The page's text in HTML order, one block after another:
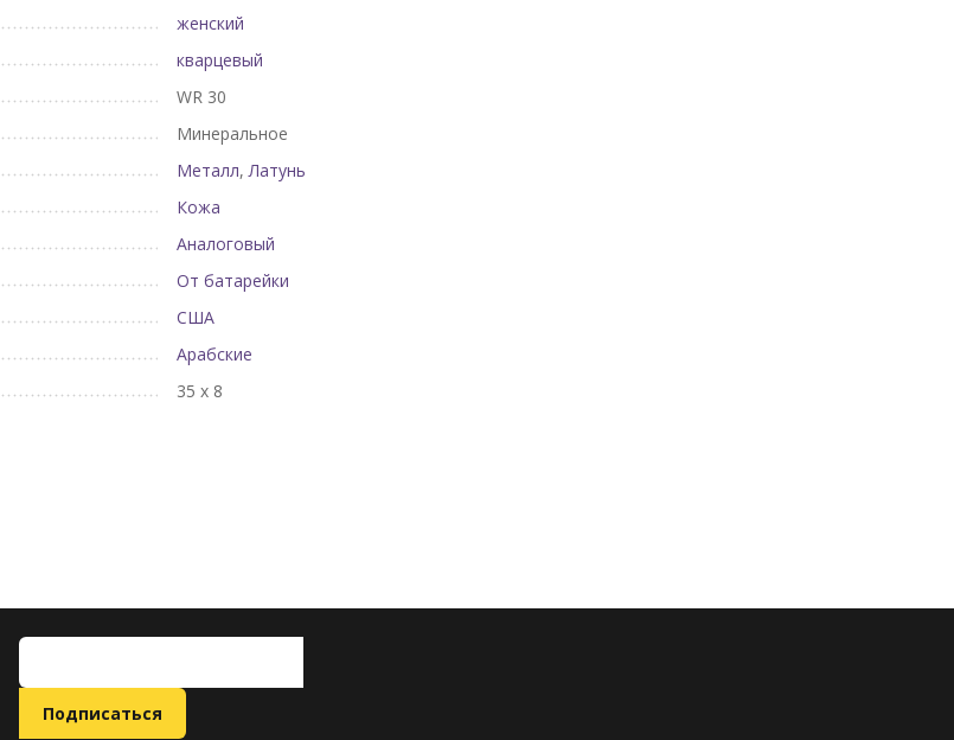
женский
кварцевый
WR 30
Минеральное
Металл,Латунь
Кожа
Аналоговый
От батарейки
США
Арабские
35 х 8